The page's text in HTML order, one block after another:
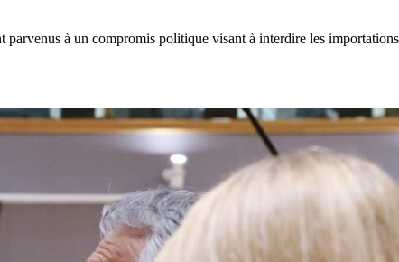
à un compromis politique visant à interdire les